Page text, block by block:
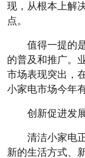
现，从根本上解
点。
值得一提的
的普及和推广。
市场表现突出，
小家电市场今年
创新促进发
清洁小家电
新的生活方式、